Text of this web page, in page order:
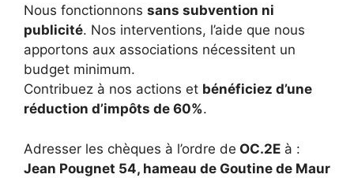
Nous fonctionnons sans subvention ni
publicité. Nos interventions, l’aide que nous
apportons aux associations nécessitent un
budget minimum.
Contribuez à nos actions et bénéficiez d’une
réduction d’impôts de 60%.
Adresser les chèques à l’ordre de OC.2E à :
Jean Pougnet 54, hameau de Goutine de Maur